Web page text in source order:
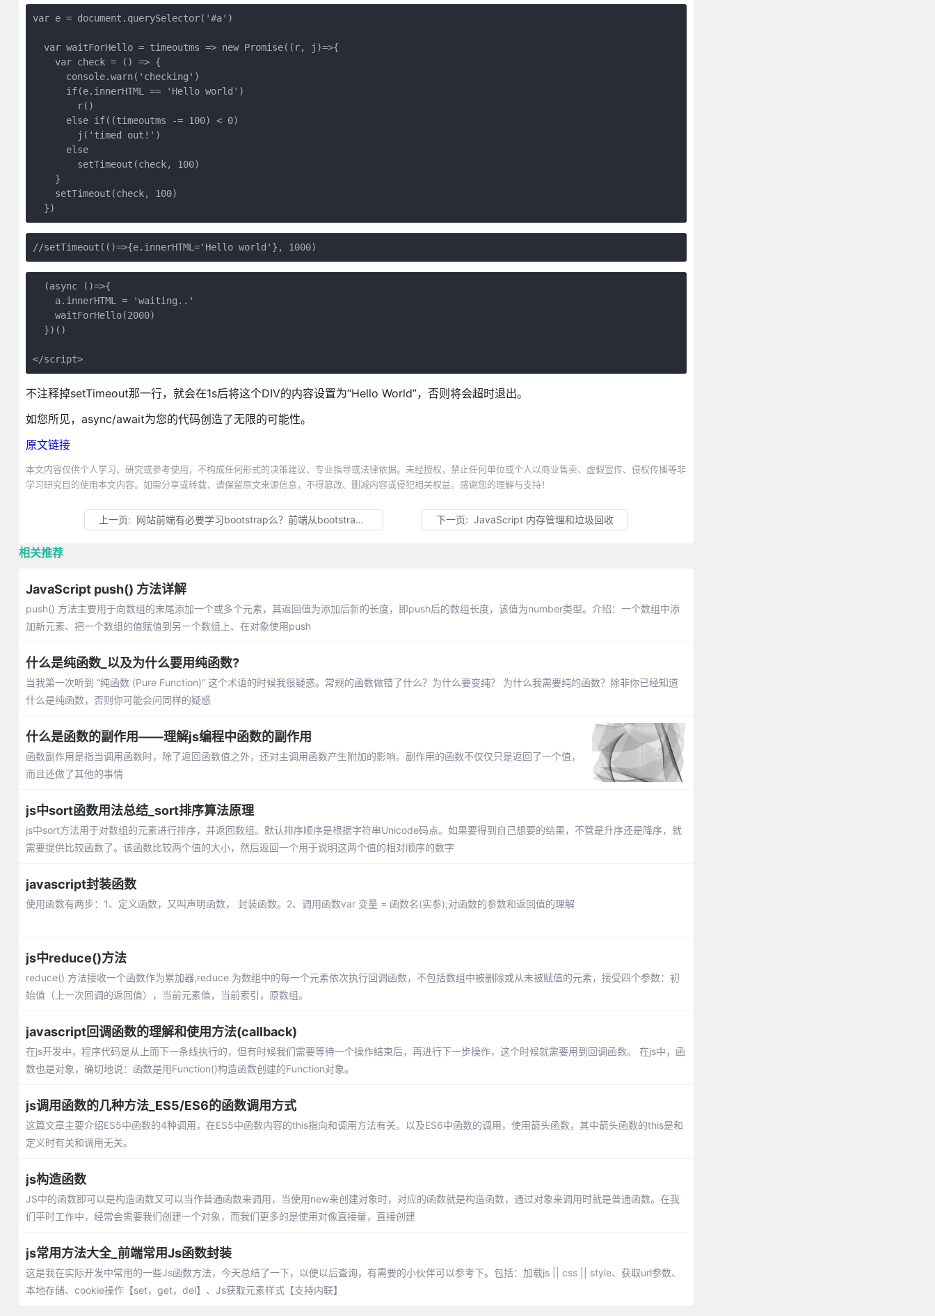
var e = document.querySelector('#a')
  var waitForHello = timeoutms => new Promise((r, j)=>{
    var check = () => {
      console.warn('checking')
      if(e.innerHTML == 'Hello world')
        r()
      else if((timeoutms -= 100) < 0)
        j('timed out!')
      else
        setTimeout(check, 100)
    }
    setTimeout(check, 100)
  (async ()=>{
    a.innerHTML = 'waiting..'
    waitForHello(2000)
  })()
</script>
不注释掉setTimeout那一行，就会在1s后将这个DIV的内容设置为“Hello World”，否则将会超时退出。
如您所见，async/await为您的代码创造了无限的可能性。
原文链接
本文内容仅供个人学习、研究或参考使用，不构成任何形式的决策建议、专业指导或法律依据。未经授权，禁止任何单位或个人以商业售卖、虚假宣传、侵权传播等非
学习研究目的使用本文内容。如需分享或转载，请保留原文来源信息，不得篡改、删减内容或侵犯相关权益。感谢您的理解与支持！
上一页: 网站前端有必要学习bootstrap么？前端从bootstrap中可以学到什么 下一页:JavaScript 内存管理和垃圾回收
相关推荐
JavaScript push() 方法详解
push() 方法主要用于向数组的末尾添加一个或多个元素，其返回值为添加后新的长度，即push后的数组长度，该值为number类型。介绍：一个数组中添
加新元素、把一个数组的值赋值到另一个数组上、在对象使用push
什么是纯函数_以及为什么要用纯函数?
当我第一次听到 “纯函数 (Pure Function)” 这个术语的时候我很疑惑。常规的函数做错了什么？为什么要变纯？ 为什么我需要纯的函数？除非你已经知道
什么是纯函数，否则你可能会问同样的疑惑
什么是函数的副作用——理解js编程中函数的副作用
函数副作用是指当调用函数时，除了返回函数值之外，还对主调用函数产生附加的影响。副作用的函数不仅仅只是返回了一个值，
而且还做了其他的事情
js中sort函数用法总结_sort排序算法原理
js中sort方法用于对数组的元素进行排序，并返回数组。默认排序顺序是根据字符串Unicode码点。如果要得到自己想要的结果，不管是升序还是降序，就
需要提供比较函数了。该函数比较两个值的大小，然后返回一个用于说明这两个值的相对顺序的数字
javascript封装函数
使用函数有两步：1、定义函数，又叫声明函数， 封装函数。2、调用函数var 变量 = 函数名(实参);对函数的参数和返回值的理解
js中reduce()方法
reduce() 方法接收一个函数作为累加器,reduce 为数组中的每一个元素依次执行回调函数，不包括数组中被删除或从未被赋值的元素，接受四个参数：初
始值（上一次回调的返回值），当前元素值，当前索引，原数组。
javascript回调函数的理解和使用方法(callback)
在js开发中，程序代码是从上而下一条线执行的，但有时候我们需要等待一个操作结束后，再进行下一步操作，这个时候就需要用到回调函数。 在js中，函
数也是对象，确切地说：函数是用Function()构造函数创建的Function对象。
js调用函数的几种方法_ES5/ES6的函数调用方式
这篇文章主要介绍ES5中函数的4种调用，在ES5中函数内容的this指向和调用方法有关。以及ES6中函数的调用，使用箭头函数，其中箭头函数的this是和
定义时有关和调用无关。
js构造函数
JS中的函数即可以是构造函数又可以当作普通函数来调用，当使用new来创建对象时，对应的函数就是构造函数，通过对象来调用时就是普通函数。在我
们平时工作中，经常会需要我们创建一个对象，而我们更多的是使用对像直接量，直接创建
js常用方法大全_前端常用Js函数封装
这是我在实际开发中常用的一些Js函数方法，今天总结了一下，以便以后查询，有需要的小伙伴可以参考下。包括：加载js || css || style、获取url参数、
本地存储、cookie操作【set，get，del】、Js获取元素样式【支持内联】